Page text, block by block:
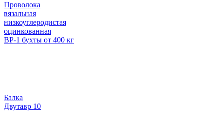
Проволока
вязальная
низкоуглеродистая
оцинкованная
ВР-1 бухты от 400 кг
Балка
Двутавр 10